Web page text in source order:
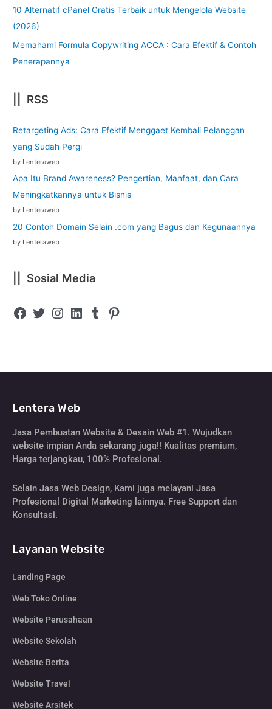
10 Alternatif cPanel Gratis Terbaik untuk Mengelola Website
(2026)
Memahami Formula Copywriting ACCA : Cara Efektif & Contoh
Penerapannya
|| RSS
Retargeting Ads: Cara Efektif Menggaet Kembali Pelanggan
yang Sudah Pergi
by Lenteraweb
Apa Itu Brand Awareness? Pengertian, Manfaat, dan Cara
Meningkatkannya untuk Bisnis
by Lenteraweb
20 Contoh Domain Selain .com yang Bagus dan Kegunaannya
by Lenteraweb
|| Sosial Media
Lentera Web
Jasa Pembuatan Website & Desain Web #1. Wujudkan
website impian Anda sekarang juga!! Kualitas premium,
Harga terjangkau, 100% Profesional.
Selain Jasa Web Design, Kami juga melayani Jasa
Profesional Digital Marketing lainnya. Free Support dan
Konsultasi.
Layanan Website
Landing Page
Web Toko Online
Website Perusahaan
Website Sekolah
Website Berita
Website Travel
Website Arsitek